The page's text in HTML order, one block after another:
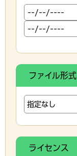
ファイル形式
ライセンス